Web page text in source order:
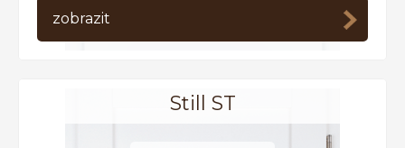
Filtrovat dle výrobce
zobrazit
Still ST